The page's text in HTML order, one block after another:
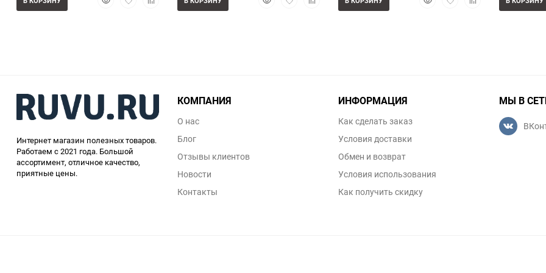
Интернет магазин полезных товаров.
Работаем с 2021 года. Большой
ассортимент, отличное качество,
приятные цены.
КОМПАНИЯ
О нас
Блог
Отзывы клиентов
Новости
Контакты
ИНФОРМАЦИЯ
Как сделать заказ
Условия доставки
Обмен и возврат
Условия использования
Как получить скидку
МЫ В